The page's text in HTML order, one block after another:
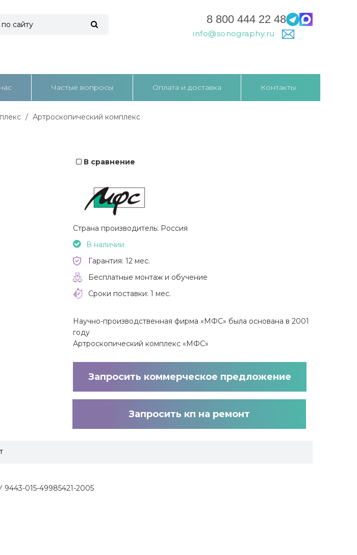
8 800 444 22 48
info@sonography.ru
Частые вопросы Оплата и доставка Контакты
Артроскопический комплекс
В сравнение
Страна производитель: Россия
В наличии
Гарантия: 12 мес.
Бесплатные монтаж и обучение
Сроки поставки: 1 мес.
Научно-производственная фирма «МФС» была основана в 2001
году
Артроскопический комплекс «МФС»
Запросить коммерческое предложение
Запросить кп на ремонт
015-49985421-2005